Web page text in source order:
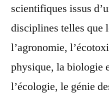
scientifiques issus
disciplines telles que
l’agronomie,
physique, la biologie
l’écologie, le génie